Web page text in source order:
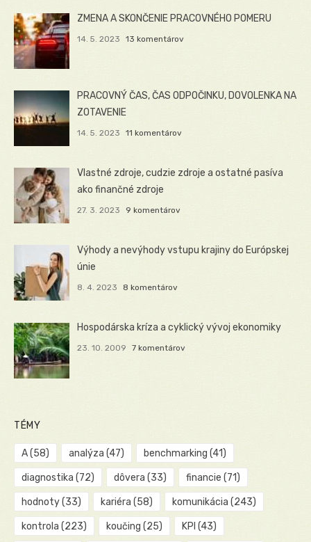
ZMENA A SKONČENIE PRACOVNÉHO POMERU
14. 5. 2023 13 komentárov
PRACOVNÝ ČAS, ČAS ODPOČINKU, DOVOLENKA NA
ZOTAVENIE
14. 5. 2023 11 komentárov
Vlastné zdroje, cudzie zdroje a ostatné pasíva
ako finančné zdroje
27. 3. 2023 9 komentárov
Výhody a nevýhody vstupu krajiny do Európskej
únie
8. 4. 2023 8 komentárov
Hospodárska kríza a cyklický vývoj ekonomiky
23. 10. 2009 7 komentárov
TÉMY
A(58) analýza (47) benchmarking (41)
diagnostika (72) dôvera (33) financie (71)
hodnoty(33) kariéra (58) komunikácia (243)
kontrola (223) koučing (25) KPI (43)